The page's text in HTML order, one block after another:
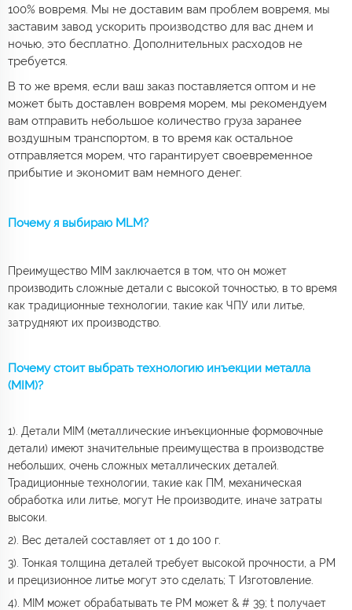
100% вовремя. Мы не доставим вам проблем вовремя, мы
заставим завод ускорить производство для вас днем и
ночью, это бесплатно. Дополнительных расходов не
требуется.
В то же время, если ваш заказ поставляется оптом и не
может быть доставлен вовремя морем, мы рекомендуем
вам отправить небольшое количество груза заранее
воздушным транспортом, в то время как остальное
отправляется морем, что гарантирует своевременное
прибытие и экономит вам немного денег.
Почему я выбираю MLM?
Преимущество MIM заключается в том, что он может
производить сложные детали с высокой точностью, в то время
как традиционные технологии, такие как ЧПУ или литье,
затрудняют их производство.
Почему стоит выбрать технологию инъекции металла
(MIM)?
1). Детали MIM (металлические инъекционные формовочные
детали) имеют значительные преимущества в производстве
небольших, очень сложных металлических деталей.
Традиционные технологии, такие как ПМ, механическая
обработка или литье, могут Не производите, иначе затраты
высоки.
2). Вес деталей составляет от 1 до 100 г.
3). Тонкая толщина деталей требует высокой прочности, а PM
и прецизионное литье могут это сделать; Т Изготовление.
4). MIM может обрабатывать те PM может & # 39; t получает